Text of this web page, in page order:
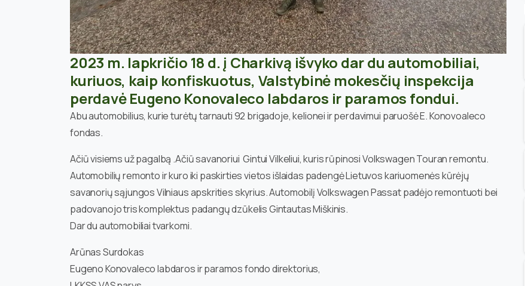
2023 m. lapkričio 18 d. į Charkivą išvyko dar du automobiliai,
kuriuos, kaip konfiskuotus, Valstybinė mokesčių inspekcija
perdavė Eugeno Konovaleco labdaros ir paramos fondui.
Abu automobilius, kurie turėtų tarnauti 92 brigadoje, kelionei ir perdavimui paruošė E. Konovoaleco
fondas.
Ačiū visiems už pagalbą .Ačiū savanoriui Gintui Vilkeliui, kuris rūpinosi Volkswagen Touran remontu.
Automobilių remonto ir kuro iki paskirties vietos išlaidas padengė Lietuvos kariuomenės kūrėjų
savanorių sąjungos Vilniaus apskrities skyrius. Automobilį Volkswagen Passat padėjo remontuoti bei
padovanojo tris komplektus padangų dzūkelis Gintautas Miškinis.
Dar du automobiliai tvarkomi.
Arūnas Surdokas
Eugeno Konovaleco labdaros ir paramos fondo direktorius,